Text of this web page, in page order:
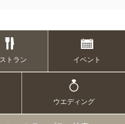
トラン イベント
ウエディング